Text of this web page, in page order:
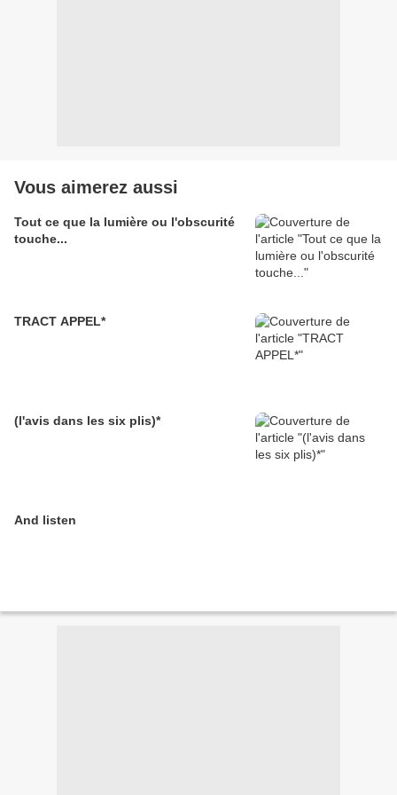
Vous aimerez aussi
Tout ce que la lumière ou l'obscurité
touche...
TRACT APPEL*
(l'avis dans les six plis)*
And listen